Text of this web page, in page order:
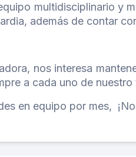
multidisciplinario y
además de contar
nos interesa
a cada uno de nuestro
en equipo por mes,